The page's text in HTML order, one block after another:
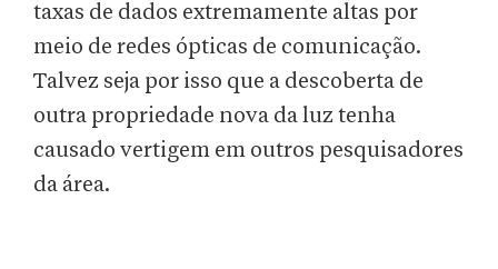
taxas de dados extremamente altas por
meio de redes ópticas de comunicação.
Talvez seja por isso que a descoberta de
outra propriedade nova da luz tenha
causado vertigem em outros pesquisadores
da área.